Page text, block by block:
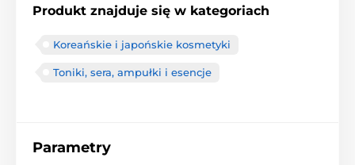
Produkt znajduje się w kategoriach
Koreańskie i japońskie kosmetyki
Toniki, sera, ampułki i esencje
Parametry